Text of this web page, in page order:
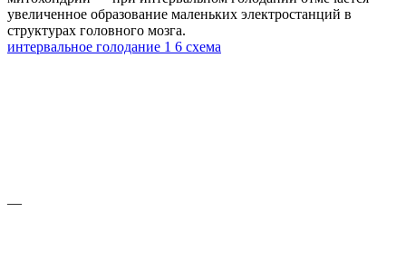
увеличенное образование маленьких электростанций в
структурах головного мозга.
интервальное голодание 1 6 схема
—